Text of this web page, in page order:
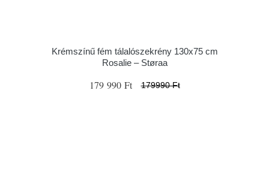
Krémszínű fém tálalószekrény 130x75 cm
Rosalie – Støraa
179 990 Ft 179990 Ft